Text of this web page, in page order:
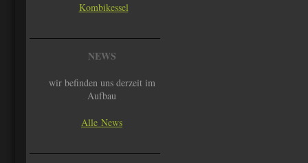
Kombikessel
NEWS
wir befinden uns derzeit im
Aufbau
Alle News